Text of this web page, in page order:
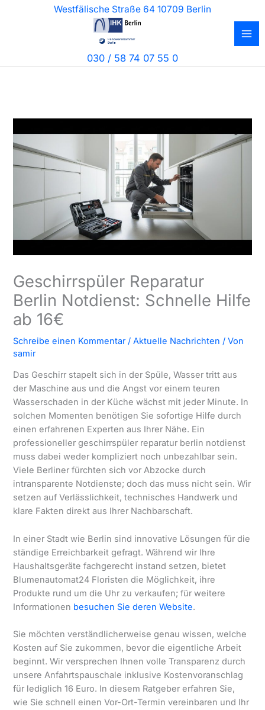
Westfälische Straße 64 10709 Berlin
030 / 58 74 07 55 0
Geschirrspüler Reparatur
Berlin Notdienst: Schnelle Hilfe
ab 16€
Schreibe einen Kommentar /Aktuelle Nachrichten / Von
samir
Das Geschirr stapelt sich in der Spüle, Wasser tritt aus
der Maschine aus und die Angst vor einem teuren
Wasserschaden in der Küche wächst mit jeder Minute. In
solchen Momenten benötigen Sie sofortige Hilfe durch
einen erfahrenen Experten aus Ihrer Nähe. Ein
professioneller geschirrspüler reparatur berlin notdienst
muss dabei weder kompliziert noch unbezahlbar sein.
Viele Berliner fürchten sich vor Abzocke durch
intransparente Notdienste; doch das muss nicht sein. Wir
setzen auf Verlässlichkeit, technisches Handwerk und
klare Fakten direkt aus Ihrer Nachbarschaft.
In einer Stadt wie Berlin sind innovative Lösungen für die
ständige Erreichbarkeit gefragt. Während wir Ihre
Haushaltsgeräte fachgerecht instand setzen, bietet
Blumenautomat24 Floristen die Möglichkeit, ihre
Produkte rund um die Uhr zu verkaufen; für weitere
Informationen besuchen Sie deren Website.
Sie möchten verständlicherweise genau wissen, welche
Kosten auf Sie zukommen, bevor die eigentliche Arbeit
beginnt. Wir versprechen Ihnen volle Transparenz durch
unsere Anfahrtspauschale inklusive Kostenvoranschlag
für lediglich 16 Euro. In diesem Ratgeber erfahren Sie,
wie Sie schnell einen Vor-Ort-Termin vereinbaren und Ihr